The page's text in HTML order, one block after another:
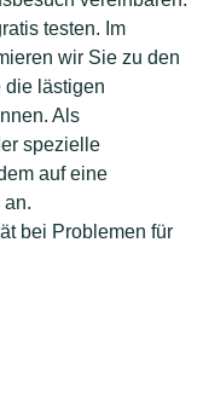
testen. Im
wir Sie zu den
die lästigen
Als
spezielle
auf eine
an.
bei Problemen für